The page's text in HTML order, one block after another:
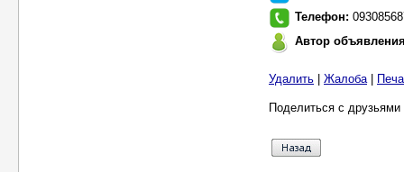
Телефон:
Автор
Удалить Жалоба|
Поделиться с